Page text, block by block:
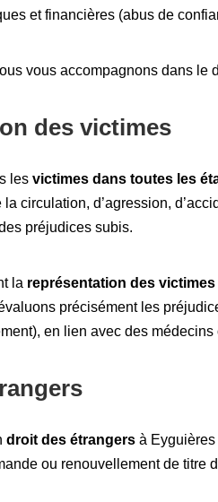
et financières (abus de
vous accompagnons dans le
des victimes
lesvictimes dans toutes les
la circulation, d’agression,
préjudices subis.
la représentation des victimes
précisément les
en lien avec des
droit des étrangers à
ou renouvellement de titre